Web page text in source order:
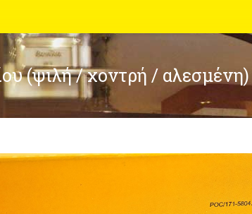
(ψιλή / χοντρή / αλεσμένη)